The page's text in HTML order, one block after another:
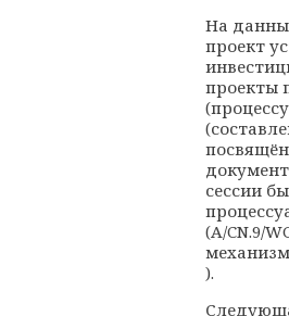
На
проект
проекты
сессии
(A/CN.9/
).